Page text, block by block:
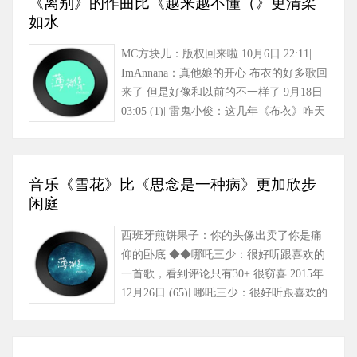
如水
MC方块儿：版权回来啦 10月6日 22:11|
ImAnnana：真他娘的开心 布衣的好多歌回
来了 但是好像和以前的不一样了 9月18日
03:05 (1)| 雷鬼小俊：这几年《布衣》咋天
音乐《雪花》比《思念是一种病》更加欣步
闲庭
西班牙煎饼果子：你的头像出卖了你是痛
仰的卧底 ◆◆哪吒三少：很好听跟喜欢的
一首歌，看到评论只有30+ 很窃喜 2015年
12月26日 (65)| 哪吒三少：很好听跟喜欢的